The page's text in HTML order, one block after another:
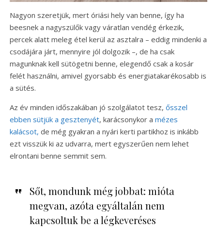
Nagyon szeretjük, mert óriási hely van benne, így ha
beesnek a nagyszülők vagy váratlan vendég érkezik,
percek alatt meleg étel kerül az asztalra – eddig mindenki a
csodájára járt, mennyire jól dolgozik –, de ha csak
magunknak kell sütögetni benne, elegendő csak a kosár
felét használni, amivel gyorsabb és energiatakarékosabb is
a sütés.
Az év minden időszakában jó szolgálatot tesz, ősszel
ebben sütjük a gesztenyét, karácsonykor a mézes
kalácsot, de még gyakran a nyári kerti partikhoz is inkább
ezt visszük ki az udvarra, mert egyszerűen nem lehet
elrontani benne semmit sem.
Sőt, mondunk még jobbat: mióta
megvan, azóta egyáltalán nem
kapcsoltuk be a légkeveréses